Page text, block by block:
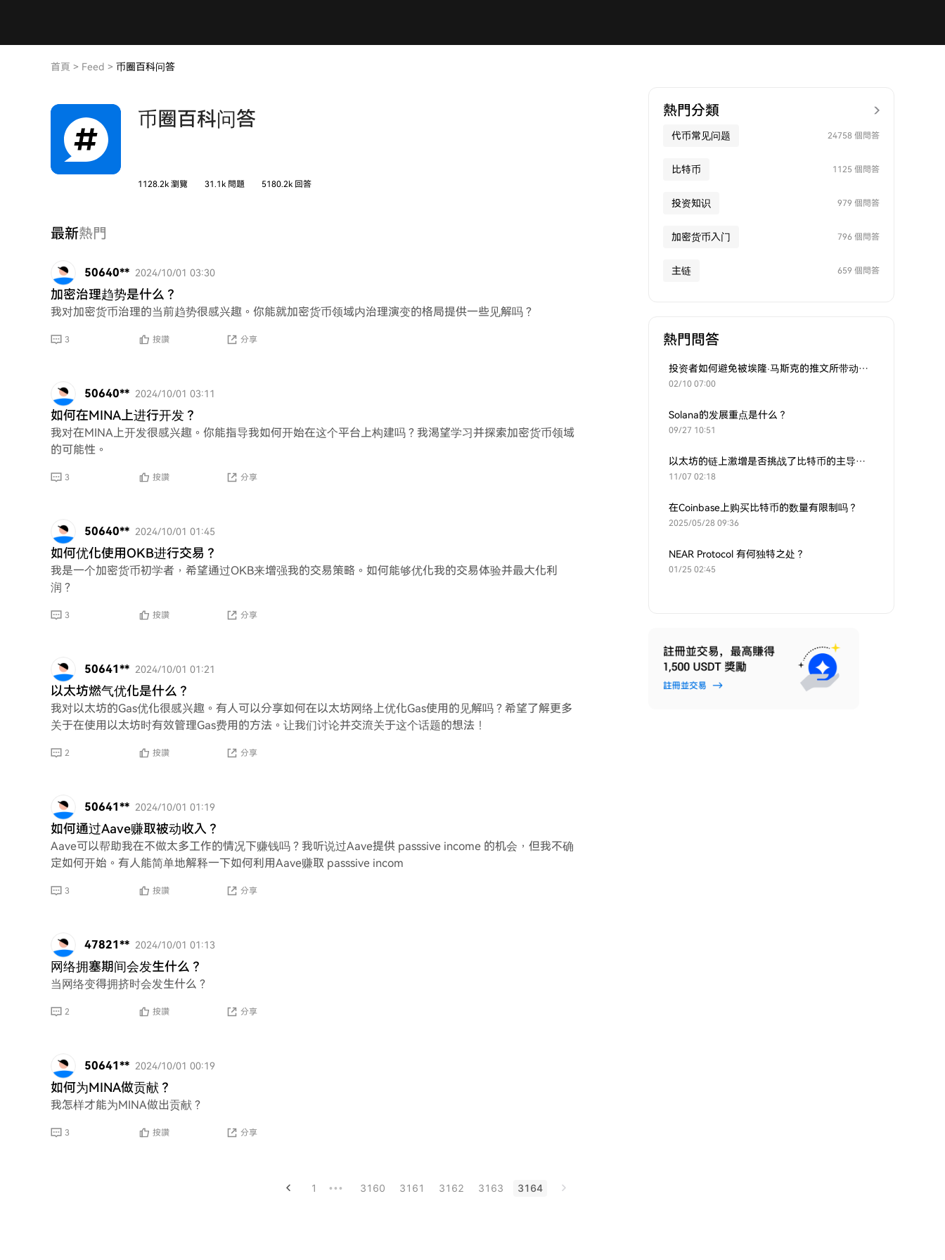
首頁 > Feed > 币圈百科问答
币圈百科问答
1128.2k 瀏覽 31.1k 問題 5180.2k 回答
最新熱門
50640** 2024/10/01 03:30
加密治理趋势是什么？
我对加密货币治理的当前趋势很感兴趣。你能就加密货币领域内治理演变的格局提供一些见解吗？
3 按讚 分享
50640** 2024/10/01 03:11
如何在MINA上进行开发？
我对在MINA上开发很感兴趣。你能指导我如何开始在这个平台上构建吗？我渴望学习并探索加密货币领域
的可能性。
3 按讚 分享
50640** 2024/10/01 01:45
如何优化使用OKB进行交易？
我是一个加密货币初学者，希望通过OKB来增强我的交易策略。如何能够优化我的交易体验并最大化利
润？
3 按讚 分享
50641** 2024/10/01 01:21
以太坊燃气优化是什么？
我对以太坊的Gas优化很感兴趣。有人可以分享如何在以太坊网络上优化Gas使用的见解吗？希望了解更多
关于在使用以太坊时有效管理Gas费用的方法。让我们讨论并交流关于这个话题的想法！
2 按讚 分享
50641** 2024/10/01 01:19
如何通过Aave赚取被动收入？
Aave可以帮助我在不做太多工作的情况下赚钱吗？我听说过Aave提供 passsive income 的机会，但我不确
定如何开始。有人能简单地解释一下如何利用Aave赚取 passsive incom
3 按讚 分享
47821** 2024/10/01 01:13
网络拥塞期间会发生什么？
当网络变得拥挤时会发生什么？
2 按讚 分享
50641** 2024/10/01 00:19
如何为MINA做贡献？
我怎样才能为MINA做出贡献？
3 按讚 分享
1 ••• 3160 3161 3162 3163 3164
熱門分類
代币常见问题 24758 個問答
比特币 1125 個問答
投资知识 979 個問答
加密货币入门 796 個問答
主链 659 個問答
熱門問答
投资者如何避免被埃隆·马斯克的推文所带动的炒作？
02/10 07:00
Solana的发展重点是什么？
09/27 10:51
以太坊的链上激增是否挑战了比特币的主导地位？
11/07 02:18
在Coinbase上购买比特币的数量有限制吗？
2025/05/28 09:36
NEAR Protocol 有何独特之处？
01/25 02:45